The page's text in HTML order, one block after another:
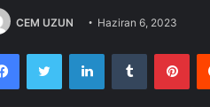
CEM UZUN Haziran 6, 2023
FacebookTwitter LinkedInTumblr